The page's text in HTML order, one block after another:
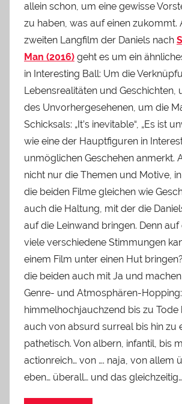
allein schon, um eine gewisse
zu haben, was auf einen zukommt.
zweiten Langfilm der Daniels nach
Man (2016) geht es um ein
in Interesting Ball: Um die
Lebensrealitäten und Geschichten,
des Unvorhergesehenen, um die
Schicksals: „It’s inevitable“, „Es ist
wie eine der Hauptfiguren in
unmöglichen Geschehen anmerkt.
nicht nur die Themen und Motive,
die beiden Filme gleichen wie
auch die Haltung, mit der die
auf die Leinwand bringen. Denn auf
viele verschiedene Stimmungen
einem Film unter einen Hut
die beiden auch mit Ja und
Genre- und Atmosphären-
himmelhochjauchzend bis zu
auch von absurd surreal bis hin zu
pathetisch. Von albern, infantil, bis
actionreich… von …. naja, von allem
eben… überall… und das